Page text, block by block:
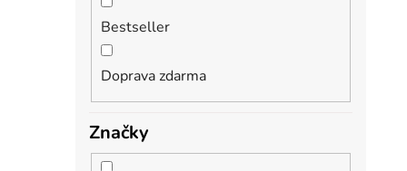
Bestseller
Doprava zdarma
Značky